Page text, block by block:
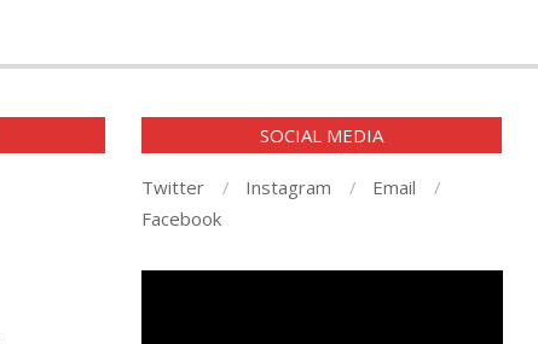
SOCIAL MEDIA
Twitter Instagram
Email
Facebook